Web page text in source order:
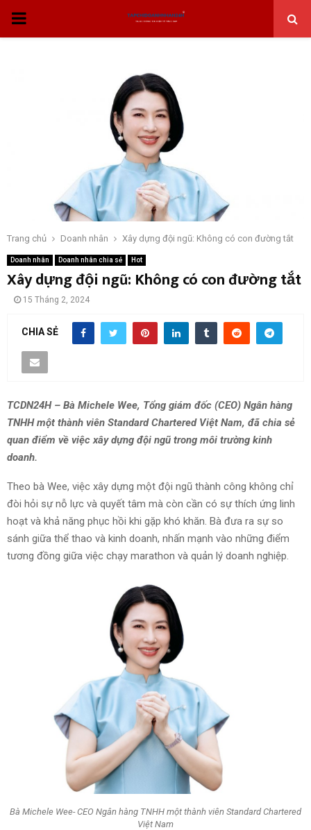
THỰC
Trang chủ Doanh nhân Xây dựng đội ngũ: Không có con đường tắt
Doanh nhân Doanh nhân chia sẻ Hot
Xây dựng đội ngũ: Không có con đường tắt
15 Tháng 2, 2024
CHIA SẺ
TCDN24H – Bà Michele Wee, Tổng giám đốc (CEO) Ngân hàng
TNHH một thành viên Standard Chartered Việt Nam, đã chia sẻ
quan điểm về việc xây dựng đội ngũ trong môi trường kinh
doanh.
Theo bà Wee, việc xây dựng một đội ngũ thành công không chỉ
đòi hỏi sự nỗ lực và quyết tâm mà còn cần có sự thích ứng linh
hoạt và khả năng phục hồi khi gặp khó khăn. Bà đưa ra sự so
sánh giữa thể thao và kinh doanh, nhấn mạnh vào những điểm
tương đồng giữa việc chạy marathon và quản lý doanh nghiệp.
Bà Michele Wee- CEO Ngân hàng TNHH một thành viên Standard Chartered
Việt Nam